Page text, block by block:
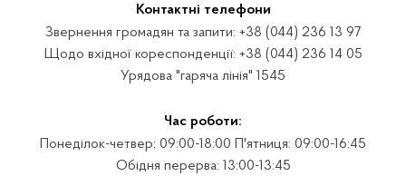
Контактні телефони
Звернення громадян та запити: +38 (044) 236 13 97
Щодо вхідної кореспонденції: +38 (044) 236 14 05
Урядова "гаряча лінія" 1545
Час роботи:
Понеділок-четвер: 09:00-18:00 П'ятниця: 09:00-16:45
Обідня перерва: 13:00-13:45